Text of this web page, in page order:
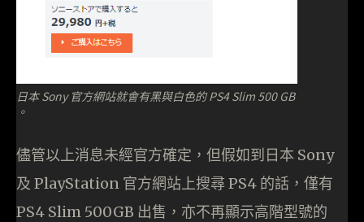
日本 Sony 官方網站就會有黑與白色的 PS4 Slim 500 GB
。
儘管以上消息未經官方確定，但假如到日本 Sony
及 PlayStation 官方網站上搜尋 PS4 的話，僅有
PS4 Slim 500GB 出售，亦不再顯示高階型號的